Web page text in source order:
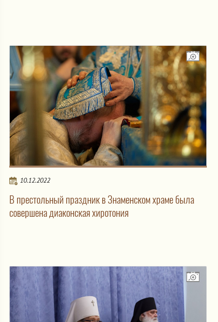
10.12.2022
В престольный праздник в Знаменском храме была
совершена диаконская хиротония